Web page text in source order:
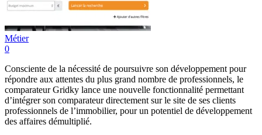
Métier
0
Consciente de la nécessité de poursuivre son développement pour
répondre aux attentes du plus grand nombre de professionnels, le
comparateur Gridky lance une nouvelle fonctionnalité permettant
d’intégrer son comparateur directement sur le site de ses clients
professionnels de l’immobilier, pour un potentiel de développement
des affaires démultiplié.